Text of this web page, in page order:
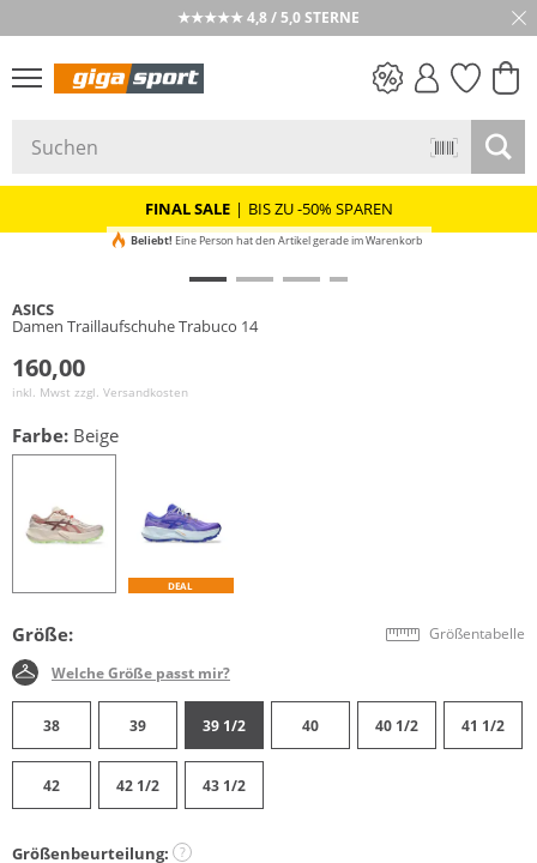
★★★★★ 4,8 / 5,0 STERNE
FINAL SALE | BIS ZU -50% SPAREN
Beliebt! Eine Person hat den Artikel gerade im Warenkorb
ASICS
Damen Traillaufschuhe Trabuco 14
160,00
inkl. Mwst zzgl. Versandkosten
Farbe: Beige
DEAL
Größe: Größentabelle
Welche Größe passt mir?
38 39 39 1/2 40 40 1/2 41 1/2
42 42 1/2 43 1/2
Größenbeurteilung: ?